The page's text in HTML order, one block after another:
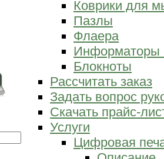
Коврики для
Пазлы
Флаера
Информаторы
Блокноты
Рассчитать заказ
Задать вопрос
Скачать прайс-
Услуги
Цифровая